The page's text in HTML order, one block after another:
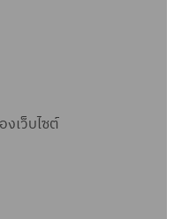
เว็บไซต์